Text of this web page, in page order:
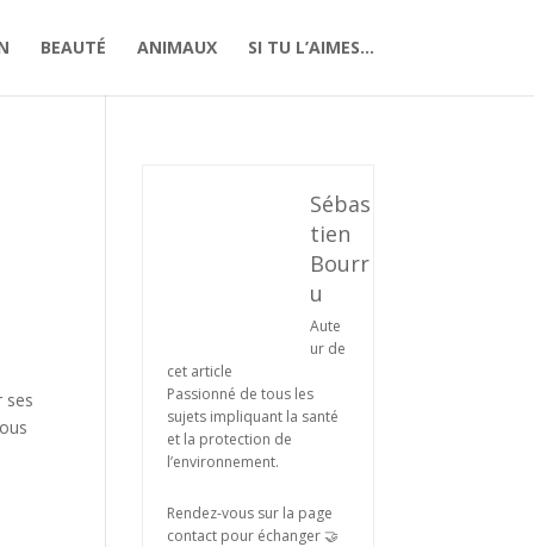
BEAUTÉ ANIMAUX SI TU L’AIMES…
ses
Sébas
tien
Bourr
u
Aute
ur de
cet article
Passionné de tous les
sujets impliquant la santé
et la protection de
l’environnement.
Rendez-vous sur la page
contact pour échanger 🤝